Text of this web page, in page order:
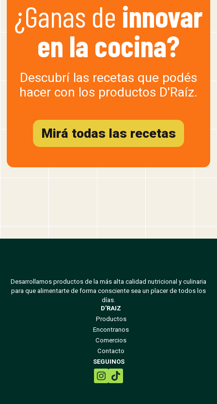
¿Ganas de innovar
en la cocina?
Descubrí las recetas que podés
hacer con los productos D'Raíz.
Mirá todas las recetas
Desarrollamos productos de la más alta calidad nutricional y culinaria
para que alimentarte de forma consciente sea un placer de todos los
días.
D’RAIZ
Productos
Encontranos
Comercios
Contacto
SEGUINOS